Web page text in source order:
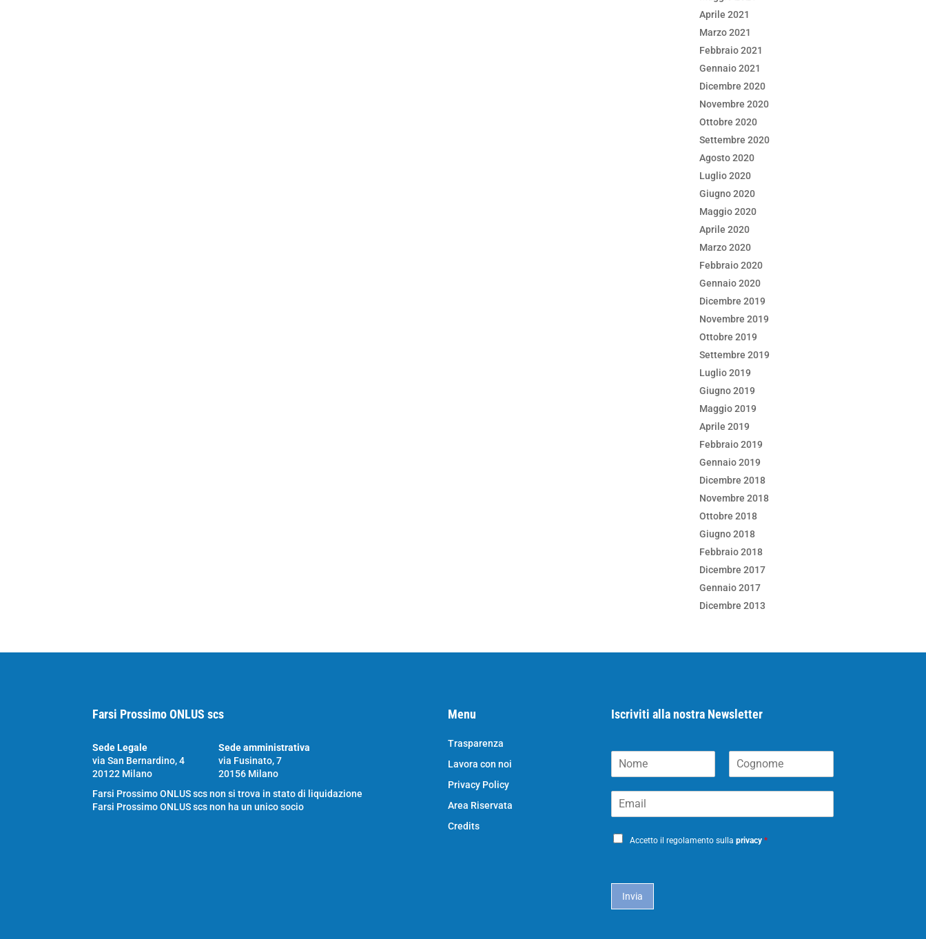
Aprile 2021
Marzo 2021
Febbraio 2021
Gennaio 2021
Dicembre 2020
Novembre 2020
Ottobre 2020
Settembre 2020
Agosto 2020
Luglio 2020
Giugno 2020
Maggio 2020
Aprile 2020
Marzo 2020
Febbraio 2020
Gennaio 2020
Dicembre 2019
Novembre 2019
Ottobre 2019
Settembre 2019
Luglio 2019
Giugno 2019
Maggio 2019
Aprile 2019
Febbraio 2019
Gennaio 2019
Dicembre 2018
Novembre 2018
Ottobre 2018
Giugno 2018
Febbraio 2018
Dicembre 2017
Gennaio 2017
Dicembre 2013
Farsi Prossimo ONLUS scs
Sede Legale
via San Bernardino, 4
20122 Milano
Sede amministrativa
via Fusinato, 7
20156 Milano
Farsi Prossimo ONLUS scs non si trova in stato di liquidazione
Farsi Prossimo ONLUS scs non ha un unico socio
Menu
Trasparenza
Lavora con noi
Privacy Policy
Area Riservata
Credits
Iscriviti alla nostra Newsletter
o
e
o
n
m
m
P
Accetto il regolamento sulla privacy *
Invia